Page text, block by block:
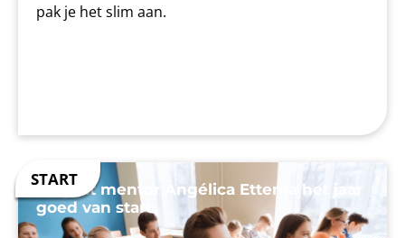
pak je het slim aan.
Zo gaat mentor Angélica Ettema het jaar
goed van start